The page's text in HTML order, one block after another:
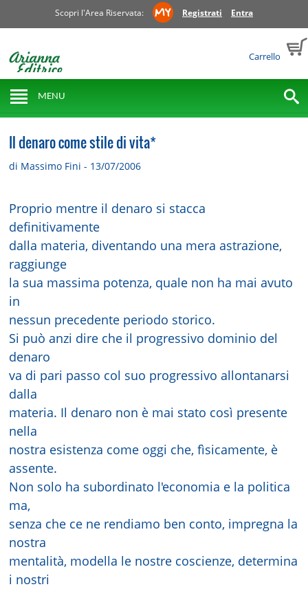
Scopri l'Area Riservata: Registrati Entra
Carrello
MENU
Il denaro come stile di vita*
di Massimo Fini - 13/07/2006
Proprio mentre il denaro si stacca
definitivamente
dalla materia, diventando una mera astrazione,
raggiunge
la sua massima potenza, quale non ha mai avuto
in
nessun precedente periodo storico.
Si può anzi dire che il progressivo dominio del
denaro
va di pari passo col suo progressivo allontanarsi
dalla
materia. Il denaro non è mai stato così presente
nella
nostra esistenza come oggi che, fìsicamente, è
assente.
Non solo ha subordinato l'economia e la politica
ma,
senza che ce ne rendiamo ben conto, impregna la
nostra
mentalità, modella le nostre coscienze, determina
i nostri